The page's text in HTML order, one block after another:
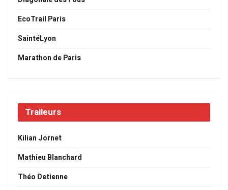
EcoTrail Paris
SaintéLyon
Marathon de Paris
Traileurs
Kilian Jornet
Mathieu Blanchard
Théo Detienne